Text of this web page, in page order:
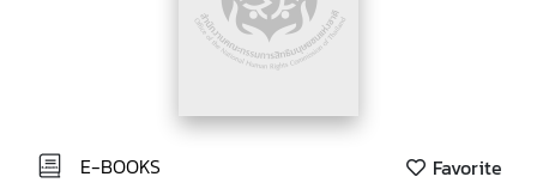
E-BOOKS Favorite